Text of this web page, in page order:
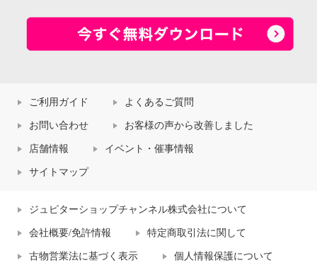
ご利用ガイド よくあるご質問
お問い合わせ お客様の声から改善しました
店舗情報 イベント・催事情報
サイトマップ
ジュピターショップチャンネル株式会社について
会社概要/免許情報 特定商取引法に関して
古物営業法に基づく表示 個人情報保護について